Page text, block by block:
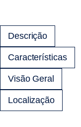
Descrição
Características
Visão Geral
Localização